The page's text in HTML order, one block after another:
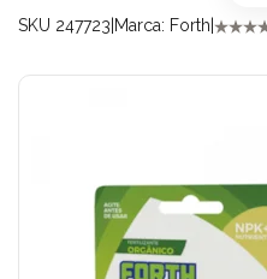
SKU 247723 Marca: Forth